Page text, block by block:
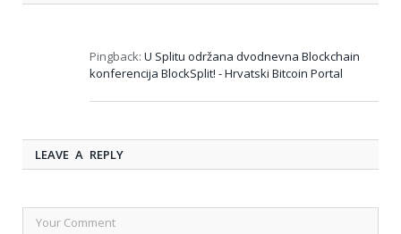
Pingback: U Splitu održana dvodnevna Blockchain
konferencija BlockSplit! - Hrvatski Bitcoin Portal
LEAVE A REPLY